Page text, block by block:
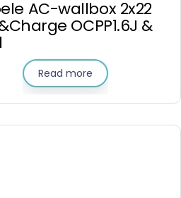
AC-wallbox 2x22
OCPP1.6J &
Read more